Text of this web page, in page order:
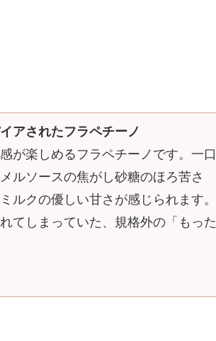
アされたフラペチーノ
が楽しめるフラペチーノです。一口
ルソースの焦がし砂糖のほろ苦さ
ルクの優しい甘さが感じられます。
てしまっていた、規格外の「もった